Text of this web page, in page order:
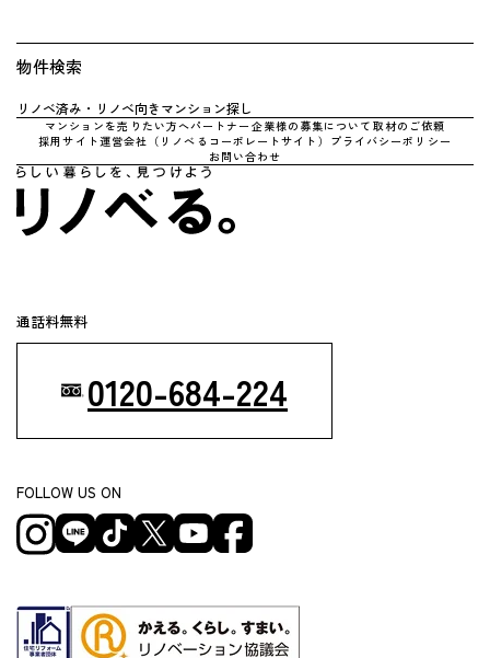
通話料無料
0120-684-224
FOLLOW US ON
物件検索
リノベ済み・リノベ向きマンション探し
マンションを売りたい方へパートナー企業様の募集について 取材のご依頼
採用サイト運営会社（リノべるコーポレートサイト） プライバシーポリシー
お問い合わせ